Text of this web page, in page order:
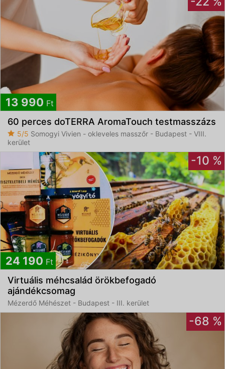
13 990 Ft
60 perces doTERRA AromaTouch testmasszázs
5/5 Somogyi Vivien - okleveles masszőr - Budapest - VIII.
kerület
-10 %
24 190 Ft
Virtuális méhcsalád örökbefogadó
ajándékcsomag
Mézerdő Méhészet - Budapest - III. kerület
-68 %